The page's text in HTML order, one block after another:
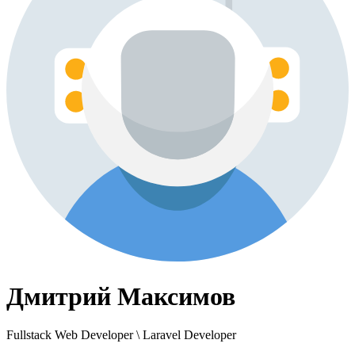
Дмитрий Максимов
Fullstack Web Developer \ Laravel Developer